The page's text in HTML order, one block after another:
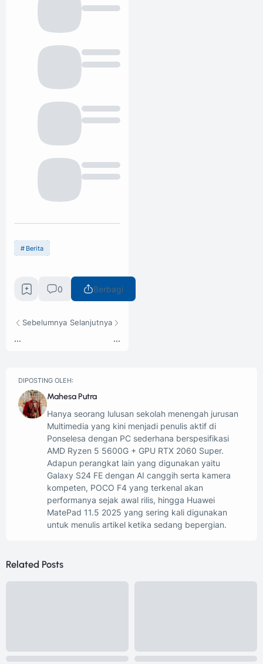
Berita
0 Berbagi
Sebelumnya
...
Selanjutnya
...
DIPOSTING OLEH:
Mahesa Putra
Hanya seorang lulusan sekolah menengah jurusan
Multimedia yang kini menjadi penulis aktif di
Ponselesa dengan PC sederhana berspesifikasi
AMD Ryzen 5 5600G + GPU RTX 2060 Super.
Adapun perangkat lain yang digunakan yaitu
Galaxy S24 FE dengan AI canggih serta kamera
kompeten, POCO F4 yang terkenal akan
performanya sejak awal rilis, hingga Huawei
MatePad 11.5 2025 yang sering kali digunakan
untuk menulis artikel ketika sedang bepergian.
Related Posts